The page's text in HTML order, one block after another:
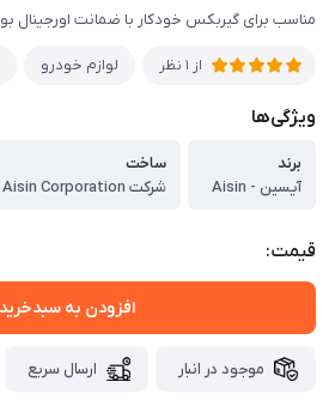
مناسب برای گیربکس خودکار با ضمانت اورجینال
از 1 نظر لوازم خودرو
ویژگی‌ها
برند
آیسین - Aisin
ساخت
شرکت Aisin Corporation کره
قیمت:
افزودن به سبدخرید
موجود در انبار ارسال سریع